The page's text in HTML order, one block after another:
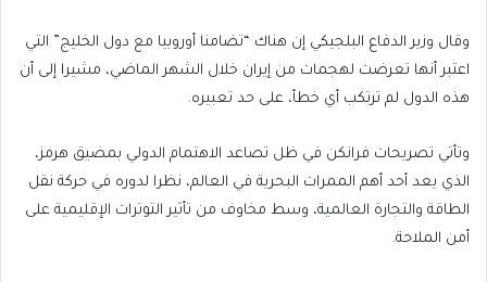
وقال وزير الدفاع البلجيكي إن هناك “تضامنا أوروبيا مع دول الخليج” التي
اعتبر أنها تعرضت لهجمات من إيران خلال الشهر الماضي، مشيرا إلى أن
هذه الدول لم ترتكب أي خطأ، على حد تعبيره.
وتأتي تصريحات فرانكن في ظل تصاعد الاهتمام الدولي بمضيق هرمز،
الذي يعد أحد أهم الممرات البحرية في العالم، نظرا لدوره في حركة نقل
الطاقة والتجارة العالمية، وسط مخاوف من تأثير التوترات الإقليمية على
أمن الملاحة.